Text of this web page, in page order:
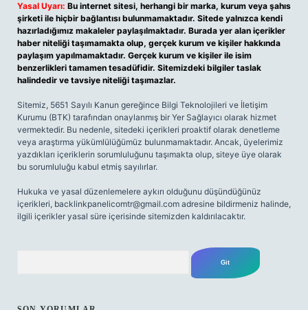
Yasal Uyarı: Bu internet sitesi, herhangi bir marka, kurum veya şahıs
şirketi ile hiçbir bağlantısı bulunmamaktadır. Sitede yalnızca kendi
hazırladığımız makaleler paylaşılmaktadır. Burada yer alan içerikler
haber niteliği taşımamakta olup, gerçek kurum ve kişiler hakkında
paylaşım yapılmamaktadır. Gerçek kurum ve kişiler ile isim
benzerlikleri tamamen tesadüfidir. Sitemizdeki bilgiler taslak
halindedir ve tavsiye niteliği taşımazlar.
Sitemiz, 5651 Sayılı Kanun gereğince Bilgi Teknolojileri ve İletişim
Kurumu (BTK) tarafından onaylanmış bir Yer Sağlayıcı olarak hizmet
vermektedir. Bu nedenle, sitedeki içerikleri proaktif olarak denetleme
veya araştırma yükümlülüğümüz bulunmamaktadır. Ancak, üyelerimiz
yazdıkları içeriklerin sorumluluğunu taşımakta olup, siteye üye olarak
bu sorumluluğu kabul etmiş sayılırlar.
Hukuka ve yasal düzenlemelere aykırı olduğunu düşündüğünüz
içerikleri, backlinkpanelicomtr@gmail.com adresine bildirmeniz halinde,
ilgili içerikler yasal süre içerisinde sitemizden kaldırılacaktır.